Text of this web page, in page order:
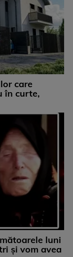
care
în curte,
luni
și vom avea